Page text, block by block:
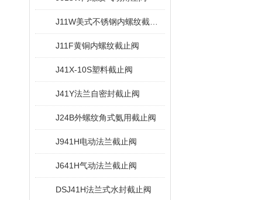
J11F黄铜内螺纹截止阀
J41X-10S塑料截止阀
J41Y法兰自密封截止阀
J24B外螺纹角式氨用截止阀
J941H电动法兰截止阀
J641H气动法兰截止阀
DSJ41H法兰式水封截止阀